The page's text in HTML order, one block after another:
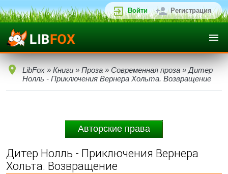
Войти Регистрация
LibFox » Книги » Проза » Современная проза » Дитер
Нолль - Приключения Вернера Хольта. Возвращение
Авторские права
Дитер Нолль - Приключения Вернера
Хольта. Возвращение